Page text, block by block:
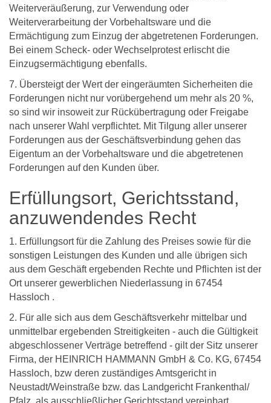
Weiterveräußerung, zur Verwendung oder
Weiterverarbeitung der Vorbehaltsware und die
Ermächtigung zum Einzug der abgetretenen Forderungen.
Bei einem Scheck- oder Wechselprotest erlischt die
Einzugsermächtigung ebenfalls.
7. Übersteigt der Wert der eingeräumten Sicherheiten die
Forderungen nicht nur vorübergehend um mehr als 20 %,
so sind wir insoweit zur Rückübertragung oder Freigabe
nach unserer Wahl verpflichtet. Mit Tilgung aller unserer
Forderungen aus der Geschäftsverbindung gehen das
Eigentum an der Vorbehaltsware und die abgetretenen
Forderungen auf den Kunden über.
Erfüllungsort, Gerichtsstand,
anzuwendendes Recht
1. Erfüllungsort für die Zahlung des Preises sowie für die
sonstigen Leistungen des Kunden und alle übrigen sich
aus dem Geschäft ergebenden Rechte und Pflichten ist der
Ort unserer gewerblichen Niederlassung in 67454
Hassloch .
2. Für alle sich aus dem Geschäftsverkehr mittelbar und
unmittelbar ergebenden Streitigkeiten - auch die Gültigkeit
abgeschlossener Verträge betreffend - gilt der Sitz unserer
Firma, der HEINRICH HAMMANN GmbH & Co. KG, 67454
Hassloch, bzw deren zuständiges Amtsgericht in
Neustadt/Weinstraße bzw. das Landgericht Frankenthal/
Pfalz. als ausschließlicher Gerichtsstand vereinbart.